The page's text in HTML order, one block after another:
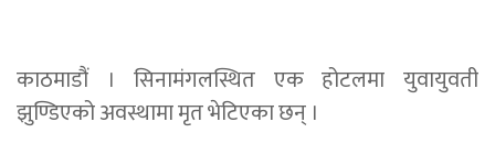
काठमाडौं । सिनामंगलस्थित एक होटलमा युवायुवती
झुण्डिएको अवस्थामा मृत भेटिएका छन् ।